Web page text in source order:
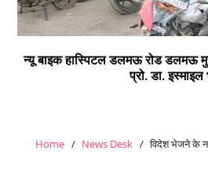
न्यू बाइक हास्पिटल डलमऊ रोड डलमऊ
प्रो. डा. इस्माइल
Home News Desk विदेश भेजने के